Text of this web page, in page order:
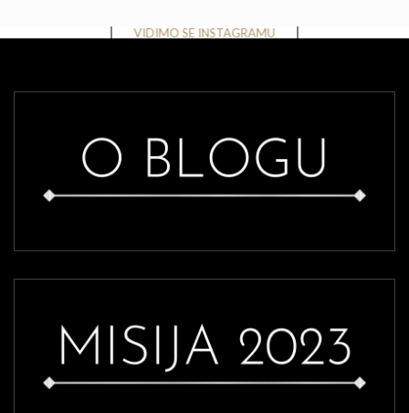
VIDIMO SE INSTAGRAMU
Instagram has returned invalid data.